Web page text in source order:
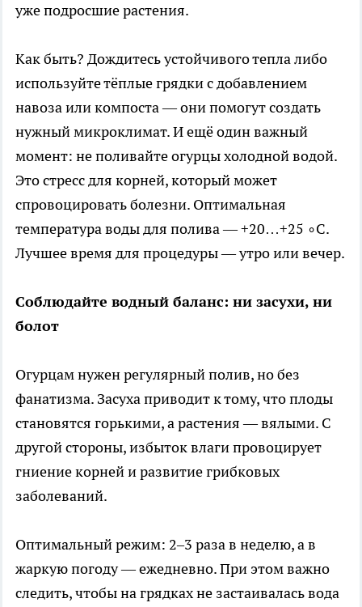
уже подросшие растения.
Как быть? Дождитесь устойчивого тепла либо
используйте тёплые грядки с добавлением
навоза или компоста — они помогут создать
нужный микроклимат. И ещё один важный
момент: не поливайте огурцы холодной водой.
Это стресс для корней, который может
спровоцировать болезни. Оптимальная
температура воды для полива — +20…+25 ∘C.
Лучшее время для процедуры — утро или вечер.
Соблюдайте водный баланс: ни засухи, ни
болот
Огурцам нужен регулярный полив, но без
фанатизма. Засуха приводит к тому, что плоды
становятся горькими, а растения — вялыми. С
другой стороны, избыток влаги провоцирует
гниение корней и развитие грибковых
заболеваний.
Оптимальный режим: 2–3 раза в неделю, а в
жаркую погоду — ежедневно. При этом важно
следить, чтобы на грядках не застаивалась вода